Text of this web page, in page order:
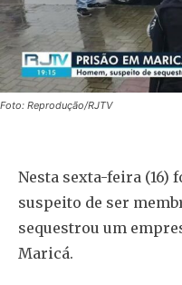
Foto: Reprodução/RJTV
Nesta sexta-feira (16)
suspeito de ser
sequestrou um
Maricá.